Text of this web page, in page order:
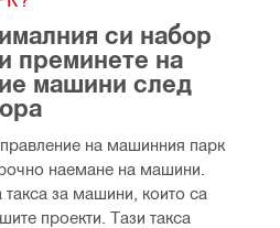
си набор
преминете на
машини след
на машинния парк
наемане на машини.
за машини, които са
проекти. Тази такса